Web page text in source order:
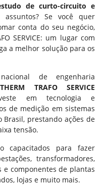
de curto-circuito e
Se você quer
conta do seu negócio,
SERVICE: um lugar com
a melhor solução para os
de engenharia
TRAFO SERVICE
em tecnologia e
de medição em sistemas
prestando ações de
tensão.
capacitados para fazer
transformadores,
e componentes de plantas
lojas e muito mais.